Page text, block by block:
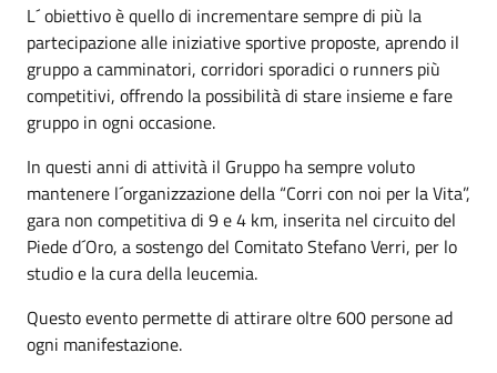
L´ obiettivo è quello di incrementare sempre di più la
partecipazione alle iniziative sportive proposte, aprendo il
gruppo a camminatori, corridori sporadici o runners più
competitivi, offrendo la possibilità di stare insieme e fare
gruppo in ogni occasione.
In questi anni di attività il Gruppo ha sempre voluto
mantenere l´organizzazione della “Corri con noi per la Vita”,
gara non competitiva di 9 e 4 km, inserita nel circuito del
Piede d´Oro, a sostengo del Comitato Stefano Verri, per lo
studio e la cura della leucemia.
Questo evento permette di attirare oltre 600 persone ad
ogni manifestazione.